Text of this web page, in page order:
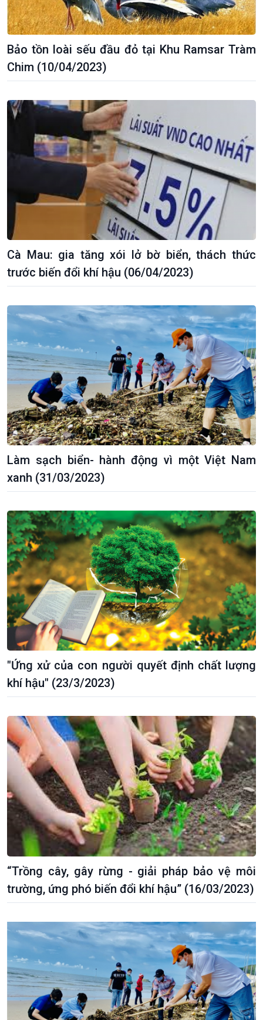
Kinh tế
Tin Kinh tế
Trước giờ mở cửa
Sức sống hàng Việt
Khởi nghiệp
Tuyên chiến với gian lận
thương mại
Nông nghiệp & Biển đảo
Biển đảo Việt Nam
Tâm tình biên giới và hải
đảo
Tìm hiểu biển, đảo Việt
Nam
Bảo tồn loài sếu đầu đỏ tại Khu Ramsar Tràm
Chim (10/04/2023)
Cà Mau: gia tăng xói lở bờ biển, thách thức
trước biến đổi khí hậu (06/04/2023)
Làm sạch biển- hành động vì một Việt Nam
xanh (31/03/2023)
"Ứng xử của con người quyết định chất lượng
khí hậu" (23/3/2023)
“Trồng cây, gây rừng - giải pháp bảo vệ môi
trường, ứng phó biến đổi khí hậu” (16/03/2023)